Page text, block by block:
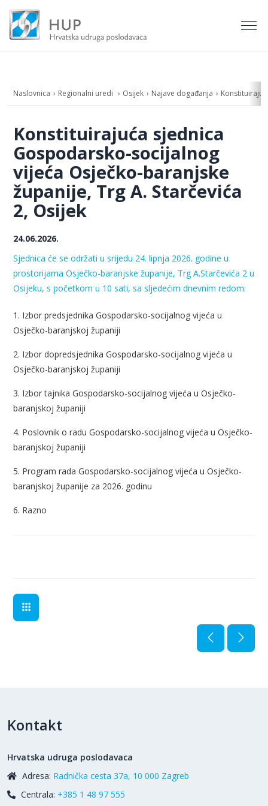
Naslovnica Regionalni uredi Osijek Najave događanja
Konstituirajuća sjednica
Gospodarsko-socijalnog
vijeća Osječko-baranjske
županije, Trg A. Starčevića
2, Osijek
24.06.2026.
Sjednica će se održati u srijedu 24. lipnja 2026. godine u
prostorijama Osječko-baranjske županije, Trg A.Starčevića 2 u
Osijeku, s početkom u 10 sati, sa sljedećim dnevnim redom:
1. Izbor predsjednika Gospodarsko-socijalnog vijeća u
Osječko-baranjskoj županiji
2. Izbor dopredsjednika Gospodarsko-socijalnog vijeća u
Osječko-baranjskoj županiji
3. Izbor tajnika Gospodarsko-socijalnog vijeća u Osječko-
baranjskoj županiji
4. Poslovnik o radu Gospodarsko-socijalnog vijeća u Osječko-
baranjskoj županiji
5. Program rada Gospodarsko-socijalnog vijeća u Osječko-
baranjskoj županije za 2026. godinu
6. Razno
Kontakt
Hrvatska udruga poslodavaca
Adresa: Radnička cesta 37a, 10 000 Zagreb
Centrala: +385 1 48 97 555